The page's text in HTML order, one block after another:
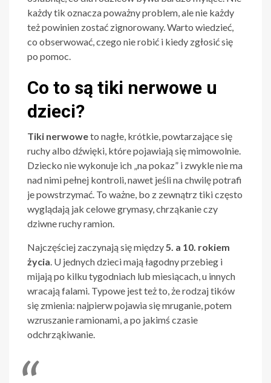
każdy tik oznacza poważny problem, ale nie każdy
też powinien zostać zignorowany. Warto wiedzieć,
co obserwować, czego nie robić i kiedy zgłosić się
po pomoc.
Co to są tiki nerwowe u
dzieci?
Tiki nerwoweto nagłe, krótkie, powtarzające się
ruchy albo dźwięki, które pojawiają się mimowolnie.
Dziecko nie wykonuje ich „na pokaz” i zwykle nie ma
nad nimi pełnej kontroli, nawet jeśli na chwilę potrafi
je powstrzymać. To ważne, bo z zewnątrz tiki często
wyglądają jak celowe grymasy, chrząkanie czy
dziwne ruchy ramion.
Najczęściej zaczynają się między5. a 10. rokiem
życia. U jednych dzieci mają łagodny przebieg i
mijają po kilku tygodniach lub miesiącach, u innych
wracają falami. Typowe jest też to, że rodzaj tików
się zmienia: najpierw pojawia się mruganie, potem
wzruszanie ramionami, a po jakimś czasie
odchrząkiwanie.